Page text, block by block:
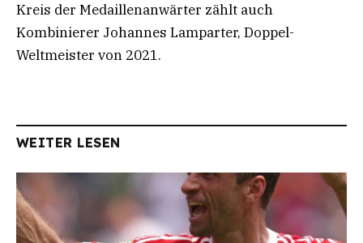
Kreis der Medaillenanwärter zählt auch
Kombinierer Johannes Lamparter, Doppel-
Weltmeister von 2021.
WEITER LESEN